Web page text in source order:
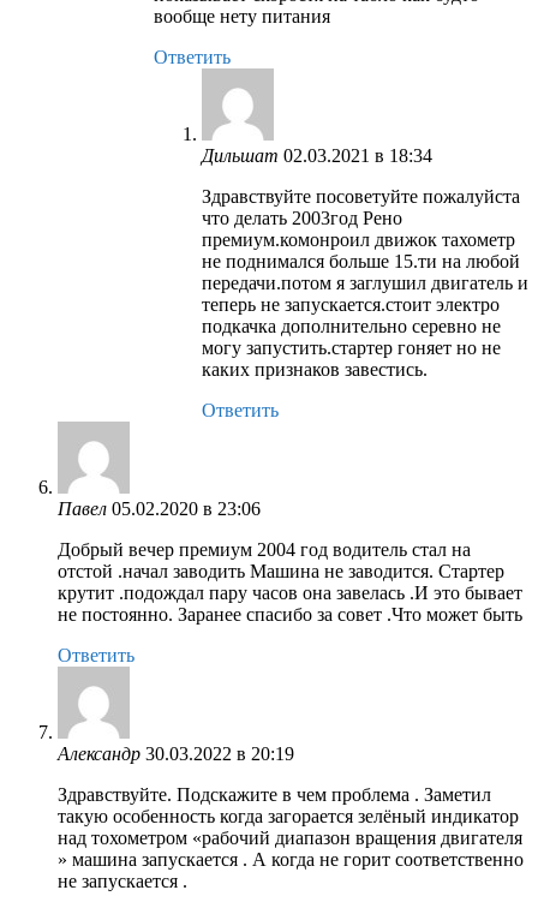
вообще нету питания
Ответить
Дильшат 02.03.2021 в 18:34
Здравствуйте посоветуйте пожалуйста
что делать 2003год Рено
премиум.комонроил движок тахометр
не поднимался больше 15.ти на любой
передачи.потом я заглушил двигатель и
теперь не запускается.стоит электро
подкачка дополнительно серевно не
могу запустить.стартер гоняет но не
каких признаков завестись.
Ответить
Павел 05.02.2020 в 23:06
Добрый вечер премиум 2004 год водитель стал на
отстой .начал заводить Машина не заводится. Стартер
крутит .подождал пару часов она завелась .И это бывает
не постоянно. Заранее спасибо за совет .Что может быть
Ответить
Александр 30.03.2022 в 20:19
Здравствуйте. Подскажите в чем проблема . Заметил
такую особенность когда загорается зелёный индикатор
над тохометром «рабочий диапазон вращения двигателя
» машина запускается . А когда не горит соответственно
не запускается .